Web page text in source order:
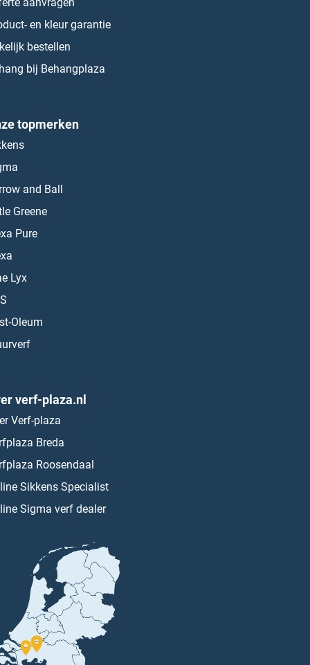
en kleur garantie
bestellen
bij Behangplaza
topmerken
and Ball
Greene
Pure
Lyx
Oleum
verf-plaza.nl
Verf-plaza
Breda
Roosendaal
Sikkens Specialist
Sigma verf dealer